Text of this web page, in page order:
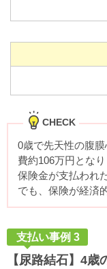
CHECK
0歳で先天性の腹
費約106万円とな
保険金が支払われ
でも、保険が経済
支払い事例 3
【尿路結石】4